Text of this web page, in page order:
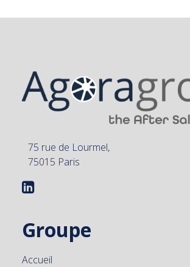
75 rue de Lourmel,
75015 Paris
Groupe
Accueil